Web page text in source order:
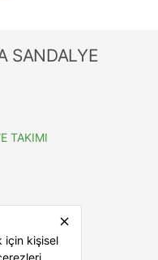
SANDALYE
TAKIMI
close
için kişisel